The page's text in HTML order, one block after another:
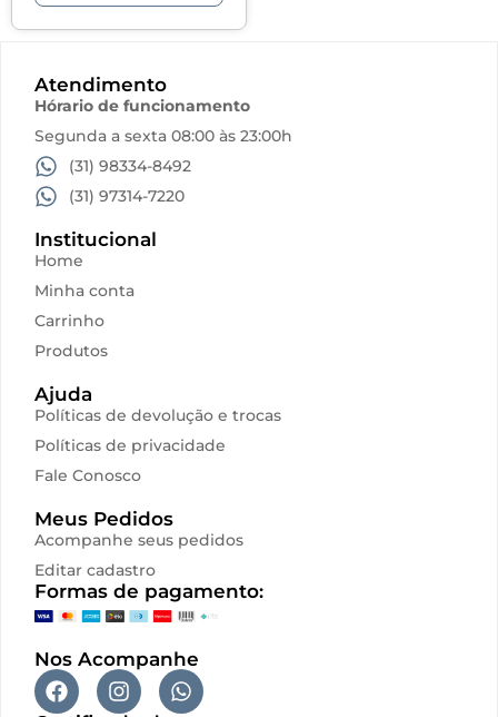
Atendimento
Hórario de funcionamento
Segunda a sexta 08:00 às 23:00h
(31) 98334-8492
(31) 97314-7220
Institucional
Home
Minha conta
Carrinho
Produtos
Ajuda
Políticas de devolução e trocas
Políticas de privacidade
Fale Conosco
Meus Pedidos
Acompanhe seus pedidos
Editar cadastro
Formas de pagamento:
Nos Acompanhe